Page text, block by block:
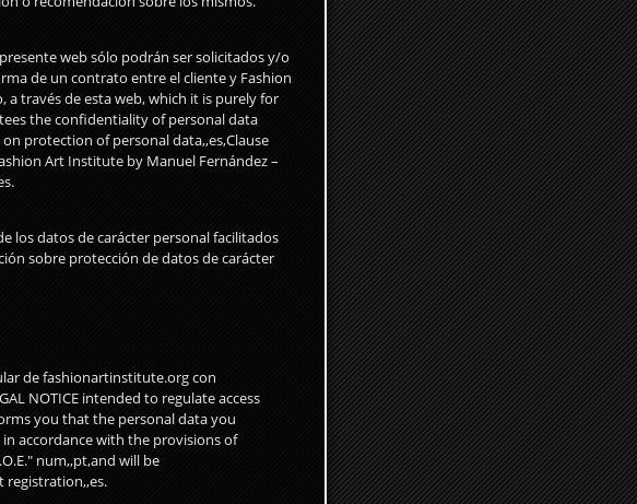
web sólo podrán ser solicitados y/o
de un contrato entre el cliente y Fashion
través de esta web, which it is purely for
the confidentiality of personal data
protection of personal data,,es,Clause
Art Institute by Manuel Fernández –
los datos de carácter personal facilitados
sobre protección de datos de carácter
de fashionartinstitute.org con
NOTICE intended to regulate access
you that the personal data you
accordance with the provisions of
num,,pt,and will be
registration,,es.